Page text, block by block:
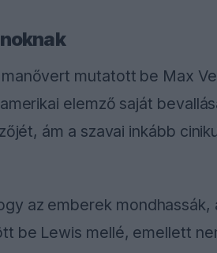
mutatott be Max
elemző saját
ám a szavai inkább
az emberek mondhassák,
be Lewis mellé, emellett